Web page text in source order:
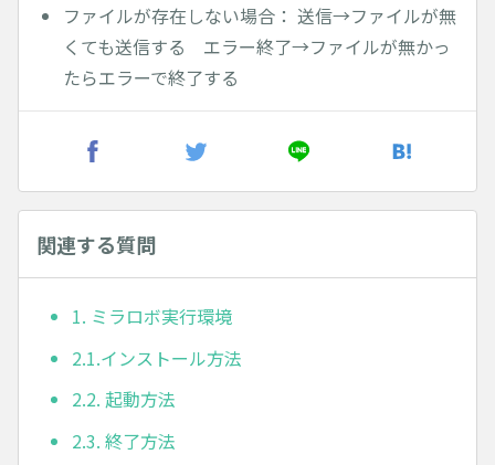
ファイルが存在しない場合： 送信→ファイルが無
くても送信する エラー終了→ファイルが無かっ
たらエラーで終了する
関連する質問
1. ミラロボ実行環境
2.1.インストール方法
2.2. 起動方法
2.3. 終了方法